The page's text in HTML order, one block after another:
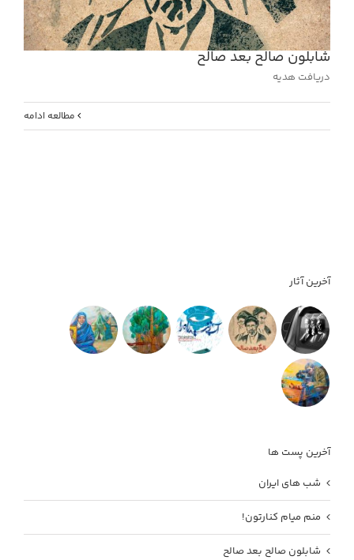
شابلون صالح بعد صالح
دریافت هدیه
مطالعه ادامه
آخرین آثار
آخرین پست ها
شب های ایران
منم میام کنارتون!
شابلون صالح بعد صالح